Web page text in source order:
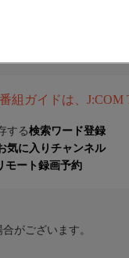
組ガイドは、
する検索ワード登録
気に入りチャンネル
モート録画予約
がございます。